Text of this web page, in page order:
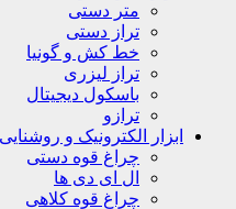
متر دستی
تراز دستی
خط کش و گونیا
تراز لیزری
باسکول دیجیتال
ترازو
ابزار الکترونیک و روشنایی
چراغ قوه دستی
ال ای دی ها
چراغ قوه کلاهی